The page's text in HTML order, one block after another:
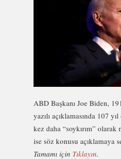
ABD Başkanı Joe Biden,
yazılı açıklamasında 107
kez daha “soykırım”
ise söz konusu açıklamaya
Tamamı için Tıklayın.